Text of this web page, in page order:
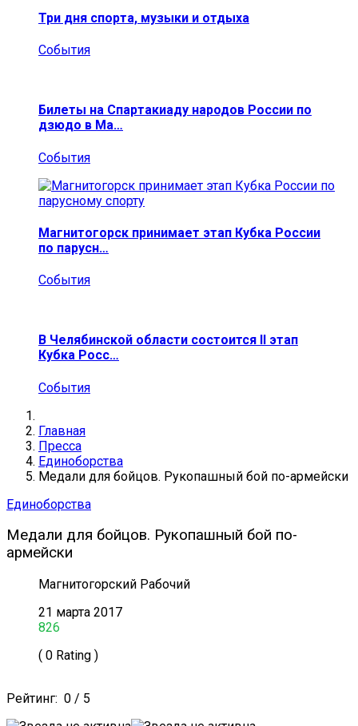
Три дня спорта, музыки и отдыха
События
Билеты на Спартакиаду народов России по
дзюдо в Ма…
События
Магнитогорск принимает этап Кубка России
по парусн…
События
В Челябинской области состоится II этап
Кубка Росс…
События
Главная
Пресса
Единоборства
Медали для бойцов. Рукопашный бой по-армейски
Единоборства
Медали для бойцов. Рукопашный бой по-
армейски
Магнитогорский Рабочий
21 марта 2017
826
( 0 Rating )
Рейтинг: 0 / 5